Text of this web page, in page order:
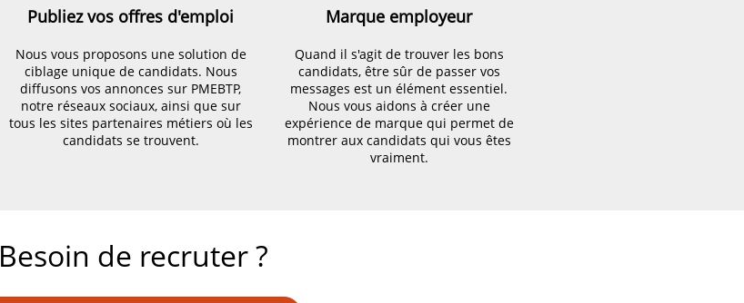
Publiez vos offres d'emploi
Nous vous proposons une solution de
ciblage unique de candidats. Nous
diffusons vos annonces sur PMEBTP,
notre réseaux sociaux, ainsi que sur
tous les sites partenaires métiers où les
candidats se trouvent.
Marque employeur
Quand il s'agit de trouver les bons
candidats, être sûr de passer vos
messages est un élément essentiel.
Nous vous aidons à créer une
expérience de marque qui permet de
montrer aux candidats qui vous êtes
vraiment.
Besoin de recruter ?